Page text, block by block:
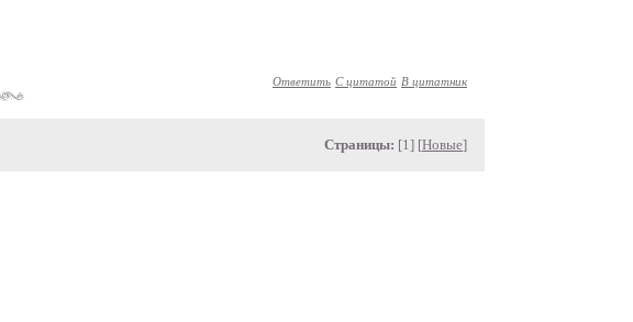
Ответить С цитатой В цитатник
Страницы: [1] [Новые]